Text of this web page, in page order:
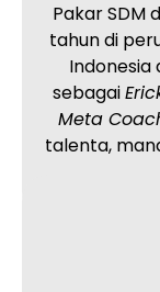
Pakar SDM
tahun di
Indonesia
sebagai
Meta
talenta,